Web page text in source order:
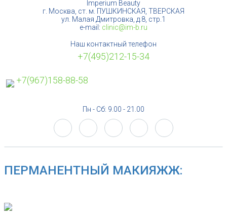
Imperium Beauty
г. Москва, ст. м. ПУШКИНСКАЯ, ТВЕРСКАЯ
ул. Малая Дмитровка, д.8, стр.1
e-mail: clinic@im-b.ru
Наш контактный телефон
+7(495)212-15-34
+7(967)158-88-58
Пн - Сб: 9.00 - 21.00
ПЕРМАНЕНТНЫЙ МАКИЯЖЖ: